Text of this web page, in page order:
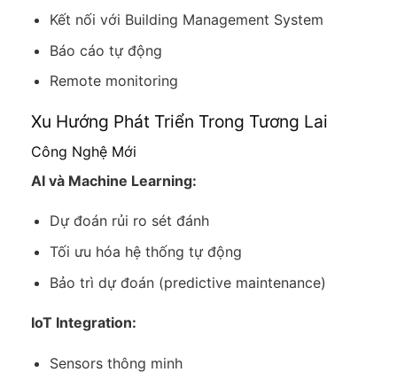
Kết nối với Building Management System
Báo cáo tự động
Remote monitoring
Xu Hướng Phát Triển Trong Tương Lai
Công Nghệ Mới
AI và Machine Learning:
Dự đoán rủi ro sét đánh
Tối ưu hóa hệ thống tự động
Bảo trì dự đoán (predictive maintenance)
IoT Integration:
Sensors thông minh